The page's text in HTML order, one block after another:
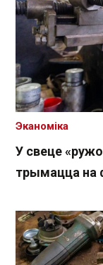
У свеце
трымацца на
Эканоміка